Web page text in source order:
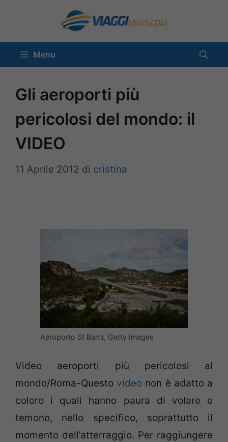
contenuto
Menu
Gli aeroporti più
pericolosi del mondo: il
VIDEO
11 Aprile 2012 di cristina
Aeroporto St Barts, Getty Images
Video aeroporti più pericolosi al
mondo/Roma-Questo video non è adatto a
coloro i quali hanno paura di volare e
temono, nello specifico, soprattutto il
momento dell’atterraggio. Per raggiungere